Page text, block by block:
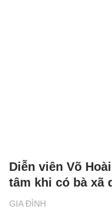
GIA ĐÌNH
Diễn viên Võ
tâm khi có bà xã